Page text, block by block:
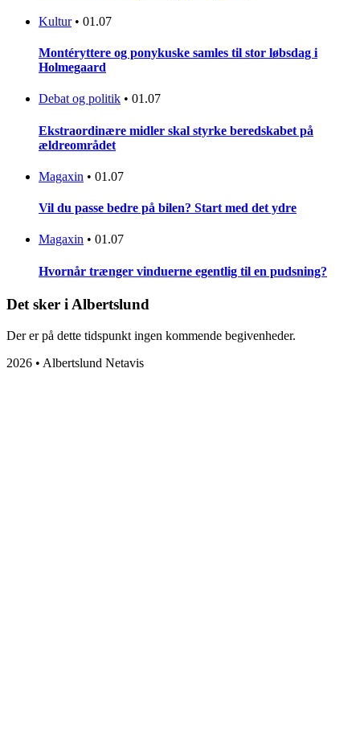
Kultur • 01.07
Montéryttere og ponykuske samles til stor løbsdag i
Holmegaard
Debat og politik • 01.07
Ekstraordinære midler skal styrke beredskabet på
ældreområdet
Magaxin • 01.07
Vil du passe bedre på bilen? Start med det ydre
Magaxin • 01.07
Hvornår trænger vinduerne egentlig til en pudsning?
Det sker i Albertslund
Der er på dette tidspunkt ingen kommende begivenheder.
2026 • Albertslund Netavis